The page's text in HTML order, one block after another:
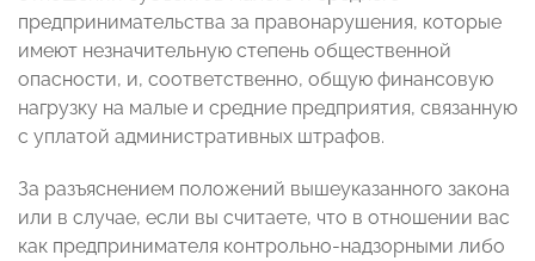
предпринимательства за правонарушения, которые
имеют незначительную степень общественной
опасности, и, соответственно, общую финансовую
нагрузку на малые и средние предприятия, связанную
с уплатой административных штрафов.
За разъяснением положений вышеуказанного закона
или в случае, если вы считаете, что в отношении вас
как предпринимателя контрольно-надзорными либо